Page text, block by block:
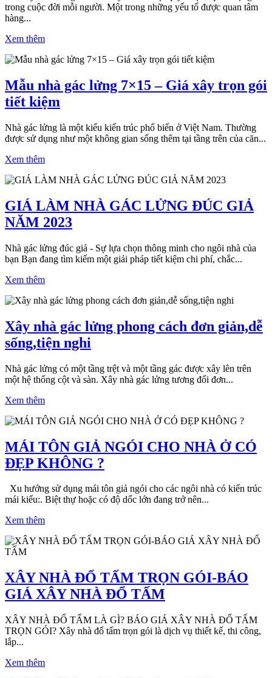
trong cuộc đời mỗi người. Một trong những yếu tố được quan tâm
hàng...
Xem thêm
Mẫu nhà gác lửng 7×15 – Giá xây trọn gói
tiết kiệm
Nhà gác lửng là một kiểu kiến trúc phổ biến ở Việt Nam. Thường
được sử dụng như một không gian sống thêm tại tầng trên của căn...
Xem thêm
GIÁ LÀM NHÀ GÁC LỬNG ĐÚC GIẢ
NĂM 2023
Nhà gác lửng đúc giả - Sự lựa chọn thông minh cho ngôi nhà của
bạn Bạn đang tìm kiếm một giải pháp tiết kiệm chi phí, chắc...
Xem thêm
Xây nhà gác lửng phong cách đơn giản,dễ
sống,tiện nghi
Nhà gác lửng có một tầng trệt và một tầng gác được xây lên trên
một hệ thống cột và sàn. Xây nhà gác lửng tương đối đơn...
Xem thêm
MÁI TÔN GIẢ NGÓI CHO NHÀ Ở CÓ
ĐẸP KHÔNG ?
Xu hướng sử dụng mái tôn giả ngói cho các ngôi nhà có kiến trúc
mái kiểu:. Biệt thự hoặc có độ dốc lớn đang trở nên...
Xem thêm
XÂY NHÀ ĐỔ TẤM TRỌN GÓI-BÁO
GIÁ XÂY NHÀ ĐỔ TẤM
XÂY NHÀ ĐỔ TẤM LÀ GÌ? BÁO GIÁ XÂY NHÀ ĐỔ TẤM
TRỌN GÓI? Xây nhà đổ tấm trọn gói là dịch vụ thiết kế, thi công,
lắp...
Xem thêm